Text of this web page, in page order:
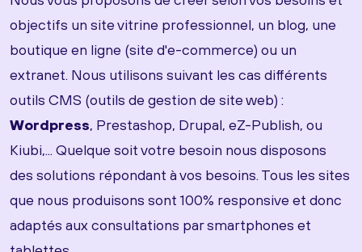
objectifs un site vitrine professionnel, un blog, une
boutique en ligne (site d'e-commerce) ou un
extranet. Nous utilisons suivant les cas différents
outils CMS (outils de gestion de site web) :
Wordpress, Prestashop, Drupal, eZ-Publish, ou
Kiubi,... Quelque soit votre besoin nous disposons
des solutions répondant à vos besoins. Tous les sites
que nous produisons sont 100% responsive et donc
adaptés aux consultations par smartphones et